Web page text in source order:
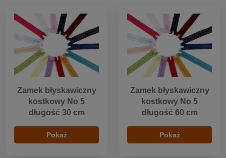
Zamek błyskawiczny
kostkowy No 5
długość 30 cm
Pokaż
Zamek błyskawiczny
kostkowy No 5
długość 60 cm
Pokaż